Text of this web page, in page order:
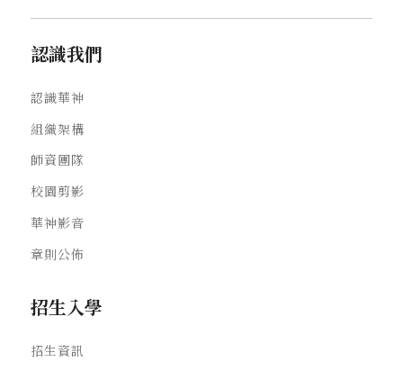
認識我們
認識華神
組織架構
師資團隊
校園剪影
華神影音
章則公佈
招生入學
招生資訊